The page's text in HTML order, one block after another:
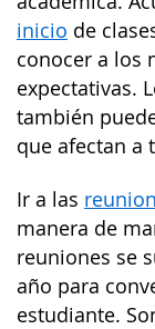
inicio de
conocer a los
expectativas.
también
que afectan a
Ir a las
manera de
reuniones se
año para
estudiante.